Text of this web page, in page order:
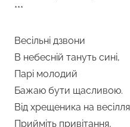
***
Весільні дзвони
В небесній тануть сині,
Парі молодий
Бажаю бути щасливою.
Від хрещеника на весілля
Прийміть привітання,